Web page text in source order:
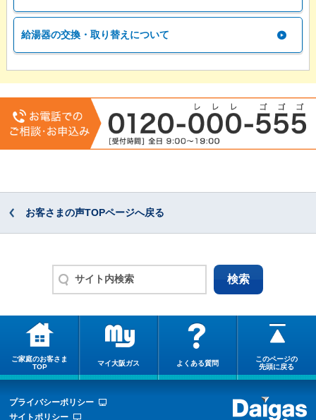
給湯器の交換・取り替えについて
お客さまの声TOPページへ戻る
ご家庭のお客さま
TOP
マイ大阪ガス よくある質問
このページの
先頭に戻る
プライバシーポリシー
サイトポリシー